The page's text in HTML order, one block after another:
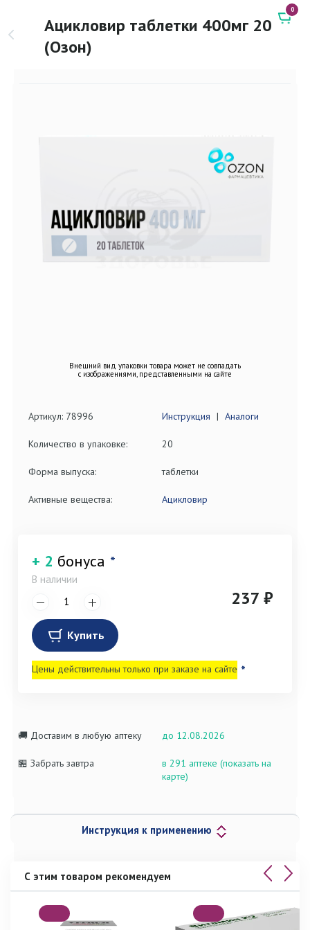
Ацикловир таблетки 400мг 20
(Озон)
0
Внешний вид упаковки товара может не совпадать
с изображениями, представленными на сайте
Артикул: 78996 Инструкция | Аналоги
Количество в упаковке: 20
Форма выпуска: таблетки
Активные вещества: Ацикловир
+ 2 бонуса *
В наличии
237 ₽
Купить
Цены действительны только при заказе на сайте *
🚚 Доставим в любую аптеку до 12.08.2026
🏪 Забрать завтра
в 291 аптеке (показать на
карте)
Инструкция к применению
С этим товаром рекомендуем